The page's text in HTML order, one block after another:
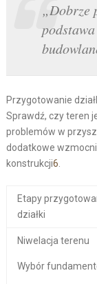
„Dobrze
Przygotowanie
Sprawdź, czy teren
problemów w
dodatkowe
konstrukcji6.
Etapy
działki
Niwelacja terenu
Wybór